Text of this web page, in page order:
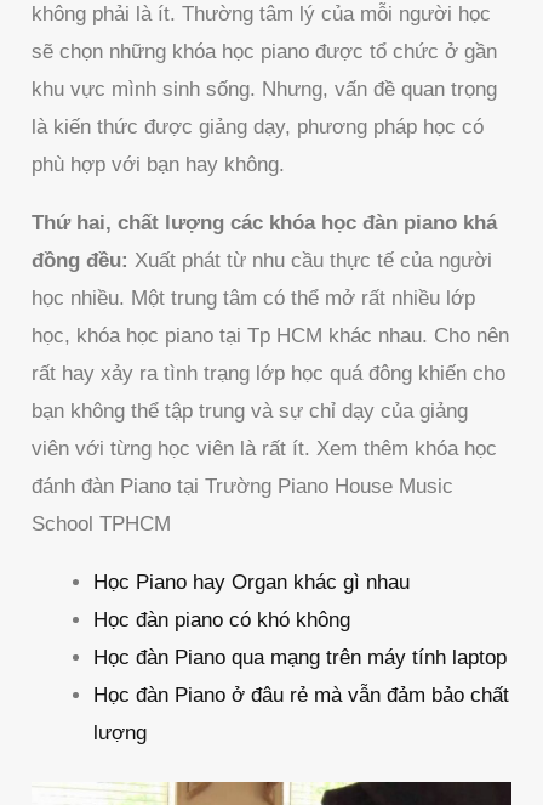
không phải là ít. Thường tâm lý của mỗi người học
sẽ chọn những khóa học piano được tổ chức ở gần
khu vực mình sinh sống. Nhưng, vấn đề quan trọng
là kiến thức được giảng dạy, phương pháp học có
phù hợp với bạn hay không.
Thứ hai, chất lượng các khóa học đàn piano khá
đồng đều: Xuất phát từ nhu cầu thực tế của người
học nhiều. Một trung tâm có thể mở rất nhiều lớp
học, khóa học piano tại Tp HCM khác nhau. Cho nên
rất hay xảy ra tình trạng lớp học quá đông khiến cho
bạn không thể tập trung và sự chỉ dạy của giảng
viên với từng học viên là rất ít. Xem thêm khóa học
đánh đàn Piano tại Trường Piano House Music
School TPHCM
Học Piano hay Organ khác gì nhau
Học đàn piano có khó không
Học đàn Piano qua mạng trên máy tính laptop
Học đàn Piano ở đâu rẻ mà vẫn đảm bảo chất
lượng